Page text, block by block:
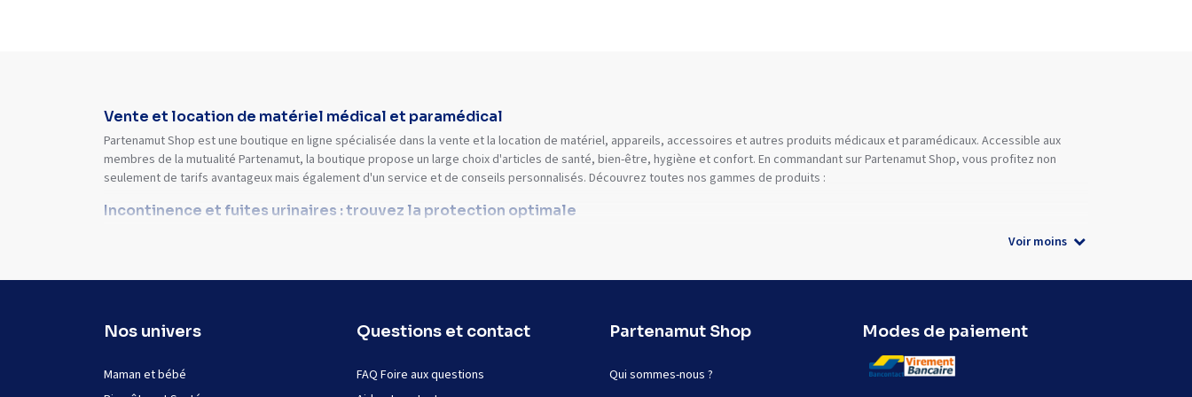
Vente et location de matériel médical et paramédical
Partenamut Shop est une boutique en ligne spécialisée dans la vente et la location de matériel, appareils, accessoires et autres produits médicaux et paramédicaux. Accessible aux
membres de la mutualité Partenamut, la boutique propose un large choix d'articles de santé, bien-être, hygiène et confort. En commandant sur Partenamut Shop, vous profitez non
seulement de tarifs avantageux mais également d'un service et de conseils personnalisés. Découvrez toutes nos gammes de produits :
Incontinence et fuites urinaires : trouvez la protection optimale
Voir moins
Nos univers
Maman et bébé
Questions et contact
FAQ Foire aux questions
Partenamut Shop
Qui sommes-nous ?
Modes de paiement